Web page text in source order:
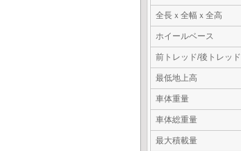
全長ｘ全幅ｘ全高
ホイールベース
前トレッド/後トレッド
最低地上高
車体重量
車体総重量
最大積載量